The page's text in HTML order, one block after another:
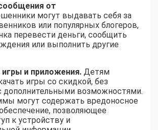
от
могут выдавать себя за
или популярных блогеров,
перевести деньги, сообщить
или выполнить другие
и приложения. Детям
игры со скидкой, без
дополнительными возможностями.
могут содержать вредоносное
позволяющее
к устройству и